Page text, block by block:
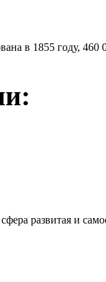
в 1855 году,
развитая и